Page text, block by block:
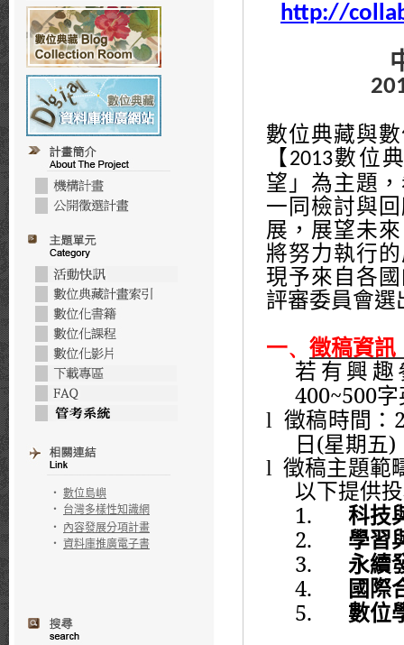
‧ 數位島嶼
‧ 台灣多樣性知識網
‧ 內容發展分項計畫
‧ 資料庫推廣電子書
http://
數位典藏與
【 2013數位
望」為主題
一同檢討與
展，展望未
將努力執行
現予來自各
評審委員會選
一、
徵稿資訊
若有興
400~500字
l 徵稿時間 ：
日 (星期五)
l 徵稿主題範
以下提供
1. 科技
2. 學習
3. 永續
4. 國際
5. 數位